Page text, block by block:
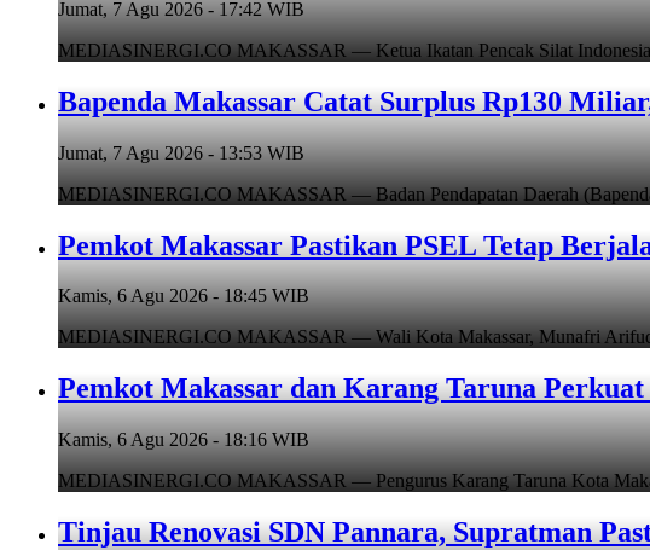
Jumat, 7 Agu 2026 - 17:42 WIB
MEDIASINERGI.CO MAKASSAR — Ketua Ikatan Pencak Silat
Bapenda Makassar Catat Surplus Rp130
Jumat, 7 Agu 2026 - 13:53 WIB
MEDIASINERGI.CO MAKASSAR — Badan Pendapatan Daerah
Pemkot Makassar Pastikan PSEL Tetap
Kamis, 6 Agu 2026 - 18:45 WIB
MEDIASINERGI.CO MAKASSAR — Wali Kota Makassar, Munafri
Pemkot Makassar dan Karang Taruna
Kamis, 6 Agu 2026 - 18:16 WIB
MEDIASINERGI.CO MAKASSAR — Pengurus Karang Taruna Kota
Tinjau Renovasi SDN Pannara, Supratman